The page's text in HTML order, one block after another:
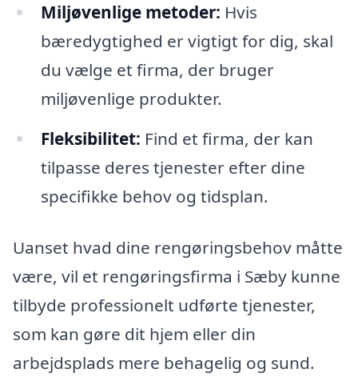
Miljøvenlige metoder: Hvis
bæredygtighed er vigtigt for dig, skal
du vælge et firma, der bruger
miljøvenlige produkter.
Fleksibilitet: Find et firma, der kan
tilpasse deres tjenester efter dine
specifikke behov og tidsplan.
Uanset hvad dine rengøringsbehov måtte
være, vil et rengøringsfirma i Sæby kunne
tilbyde professionelt udførte tjenester,
som kan gøre dit hjem eller din
arbejdsplads mere behagelig og sund.